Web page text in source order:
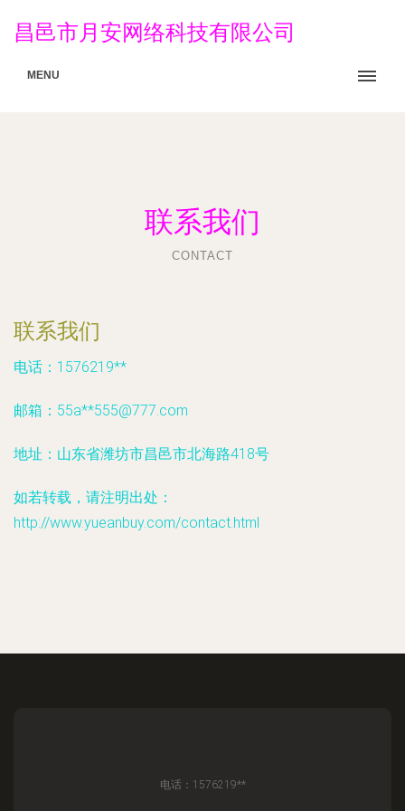
昌邑市月安网络科技有限公司
MENU
联系我们
CONTACT
联系我们
电话：1576219**
邮箱：55a**555@777.com
地址：山东省潍坊市昌邑市北海路418号
如若转载，请注明出处：
http://www.yueanbuy.com/contact.html
电话：1576219**